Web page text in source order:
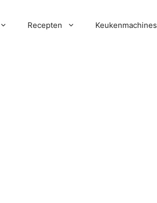
Recepten Keukenmachines